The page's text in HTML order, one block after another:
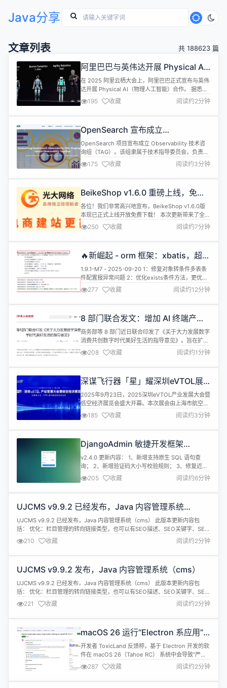
Java分享
文章列表 共 188623 篇
阿里巴巴与英伟达开展 Physical AI
合作
在 2025 阿里云栖大会上，阿里巴巴正式宣布与英伟
达开展 Physical AI（物理人工智能）合作。 据悉，
阿里云人工智能平台 PAI 将集成英伟达 Physical AI
软件栈，将为企业用户提供数据预处理、仿真数据生
成、模型训练评估、机器人强化学习、仿真测试等全
用的开发周期。 Physical AI（物理...
195 收藏 阅读约2分钟
OpenSearch 宣布成立
Observability TAG
OpenSearch 项目宣布成立 Observability 技术咨
询组（TAG）。该组隶属于技术指导委员会，负责为
OpenSearch 生态内的观测方案提供战略和技术指
导。 根据介绍，Observability TAG 的宗旨是定义、
倡导并推广最佳实践，帮助用户高效利用
视化。该组将向技术指导委员会...
175 收藏 阅读约3分钟
BeikeShop v1.6.0 重磅上线，免费
跨境电商独立站系统全面升级
各位！我们非常高兴地宣布，BeikeShop v1.6.0版
本现已正式上线开放免费下载！ 本次更新带来了全新
主题模板、性能提升、搜索优化以及更多后台管理功
能。 通过此次升级，BeikeShop 在用户体验、系统
性能、开发效率和 SEO 友好度等方面都有了质的飞
一、全新功能预览 全新 v1.6 主题模...
250 收藏 阅读约7分钟
🔥新崛起 - orm 框架：xbatis，超好
用！！！1.9.1-M7 发布
1.9.1-M7 - 2025-09-20 1：修复对象转条件多表条
件配置报异常问题 2：优化exists条件方法，更优雅
3：增加对象动态排序 4：修复oracle-batchSave原
生批量会去重的问题 5：兼容PageHelper支持配合
xbatis-lambda分页 6：新增
时的List ...
277 收藏 阅读约12分钟
8 部门联合发文：增加 AI 终端产品
供给
商务部等 8 部门近日联合印发了《关于大力发展数字
消费共创数字时代美好生活的指导意见》。旨在扩大
数字产品消费，通过鼓励技术创新和释放新型产品消
费潜力来推动数字经济发展。 重点聚焦 AI 终端与智
能汽车 《指导意见》强调，要鼓励企业加速研发创
放包括人工智能手机、电脑、智能机器人、可穿戴设
备、桌面级3D 打印设备等在...
208 收藏 阅读约1分钟
深谋飞行器「星」耀深圳eVTOL展
双技术路线破解低空经济产业化难题
2025年9月23日，2025深圳eVTOL产业发展大会暨
低空经济展览会盛大开幕。本次展会由上海市航空学
会与广东省航空航天学会联合主办，汇聚200余位行
业演讲嘉宾及3000余名参会代表，聚焦eVTOL技术
研发与低空经济产业链发展。国内城市空中交通科技
亮相，以油电混动和氢能架构双技术路线，直击低空
经济产业化痛点，成...
185 收藏 阅读约3分钟
DjangoAdmin 敏捷开发框架
Tornado+AntdVue 版本 v2.4.0 发
布
v2.4.0 更新内容： 1、新增支持原生 SQL 语句查
询； 2、新增验证码大小写校验规则； 3、修复近期
用户反馈的问题； 一款 Python 语言基于
Tornado、Vue3、AntDesign、MySQL 等框架精
心打造的一款模块化、高性能、企业级的敏捷开发框
自研了一套个性化的组件，实现了可插拔的组件式
开...
205 收藏 阅读约6分钟
UJCMS v9.9.2 已经发布，Java 内容管理系统
（cms）
UJCMS v9.9.2 已经发布，Java 内容管理系统（cms） 此版本更新内容包
括： 优化：栏目管理的转向链接类型，也可以有SEO描述、SEO关键字、SEO
标题字段 优化：后台访问统计增加3个月、6个月的筛选条件 修复：官网
ujcms-jar-xxx.zip 启动包没有 templates 目录 修复：演示站英文子站图片不
存在及模板报错 修复：初始化...
210 收藏 阅读约2分钟
UJCMS v9.9.2 发布，Java 内容管理系统（cms）
UJCMS v9.9.2 已经发布，Java 内容管理系统（cms） 此版本更新内容包
括： 优化：栏目管理的转向链接类型，也可以有SEO描述、SEO关键字、SEO
标题字段 优化：后台访问统计增加3个月、6个月的筛选条件 修复：官网
ujcms-jar-xxx.zip 启动包没有 templates 目录 修复：演示站英文子站图片不
存在及模板报错 修复：初始化...
221 收藏 阅读约2分钟
macOS 26 运行“Electron 系应用”
导致系统全局性严重卡顿
开发者 ToxicLand 反馈称，基于 Electron 开发的软
件在 macOS 26（Tahoe RC） 系统中会导致“严重
全局卡顿（huge system-wide lag）”问题。实测设
备为 M1 Max MacBook Pro，Electron 版本为
37.3.1。 据介绍，这名开发者打开 Electron 应用
287 收藏 阅读约2分钟